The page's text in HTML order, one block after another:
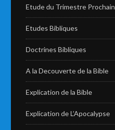
Etude du Trimestre Prochain
Etudes Bibliques
Doctrines Bibliques
A la Decouverte de la Bible
Explication de la Bible
Explication de L’Apocalypse